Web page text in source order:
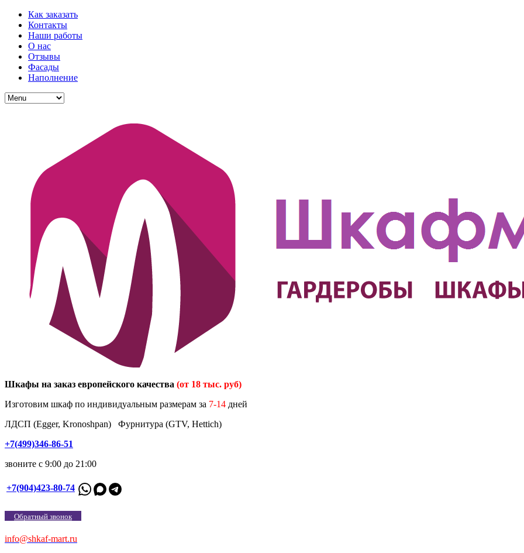
Как заказать
Контакты
Наши работы
О нас
Отзывы
Фасады
Наполнение
Шкафы на заказ европейского качества (от 18 тыс. руб)
Изготовим шкаф по индивидуальным размерам за 7-14 дней
ЛДСП (Egger, Kronoshpan) Фурнитура (GTV, Hettich)
+7(499)346-86-51
звоните с 9:00 до 21:00
+7(904)423-80-74
Обратный звонок
info@shkaf-mart.ru